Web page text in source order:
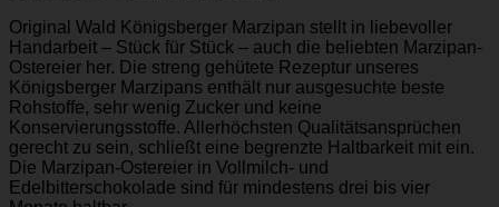
Original Wald Königsberger Marzipan stellt in liebevoller
Handarbeit – Stück für Stück – auch die beliebten Marzipan-
Ostereier her. Die streng gehütete Rezeptur unseres
Königsberger Marzipans enthält nur ausgesuchte beste
Rohstoffe, sehr wenig Zucker und keine
Konservierungsstoffe. Allerhöchsten Qualitätsansprüchen
gerecht zu sein, schließt eine begrenzte Haltbarkeit mit ein.
Die Marzipan-Ostereier in Vollmilch- und
Edelbitterschokolade sind für mindestens drei bis vier